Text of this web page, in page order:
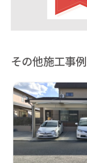
その他施工事例